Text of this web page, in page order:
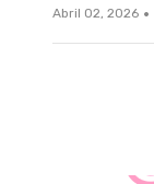
Abril 02, 2026 ·